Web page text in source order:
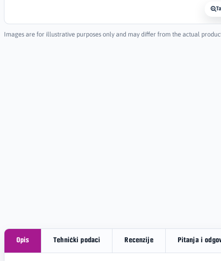
Images are for illustrative purposes only and may differ from the actual
Opis Tehnički podaci Recenzije Pitanja i